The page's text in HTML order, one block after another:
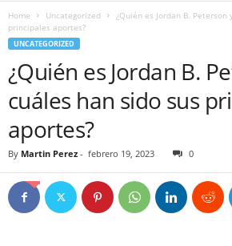
Home Uncategorized
¿Quién es Jordan B. Peterson
principales aportes?
UNCATEGORIZED
¿Quién es Jordan B.
cuáles han sido sus
aportes?
By Martin Perez - febrero 19, 2023 0